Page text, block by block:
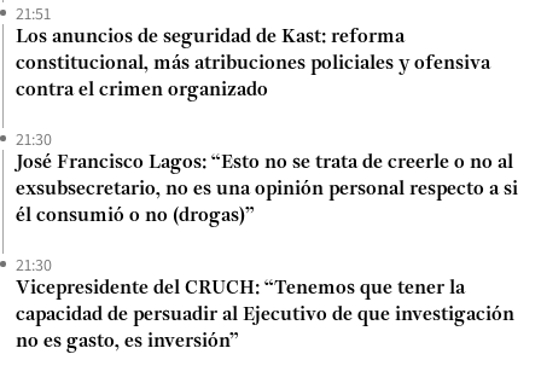
21:51
Los anuncios de seguridad de Kast: reforma
constitucional, más atribuciones policiales y ofensiva
contra el crimen organizado
21:30
José Francisco Lagos: “Esto no se trata de creerle o no al
exsubsecretario, no es una opinión personal respecto a si
él consumió o no (drogas)”
21:30
Vicepresidente del CRUCH: “Tenemos que tener la
capacidad de persuadir al Ejecutivo de que investigación
no es gasto, es inversión”